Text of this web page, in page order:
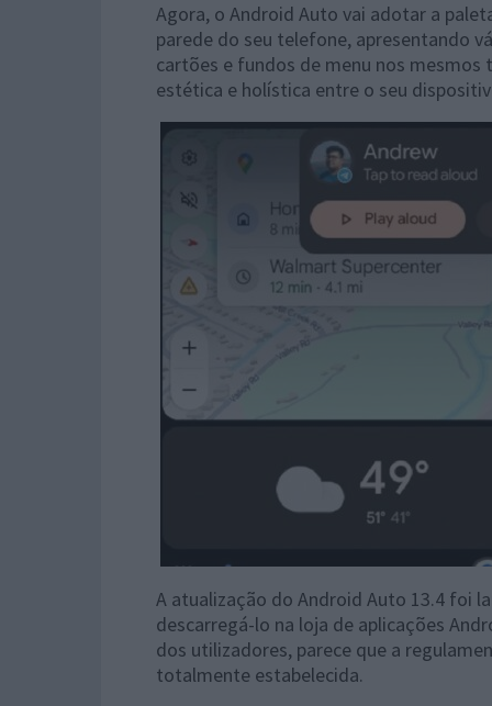
Agora, o Android Auto vai adotar a
parede do seu telefone, apresentando
cartões e fundos de menu nos mesmos
estética e holística entre o seu
A atualização do Android Auto 13.4 foi
descarregá-lo na loja de aplicações
dos utilizadores, parece que a
totalmente estabelecida.